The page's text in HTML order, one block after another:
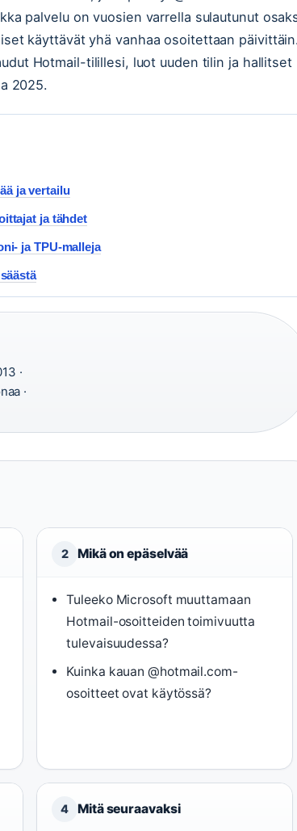
palvelu on vuosien varrella sulautunut
käyttävät yhä vanhaa osoitettaan
Hotmail-tilillesi, luot uuden tilin ja hallitset
2025.
ja vertailu
ja tähdet
ja TPU-malleja
·
·
2 Mikä on epäselvää
Tuleeko Microsoft muuttamaan
Hotmail-osoitteiden toimivuutta
tulevaisuudessa?
Kuinka kauan @hotmail.com-
osoitteet ovat käytössä?
4 Mitä seuraavaksi